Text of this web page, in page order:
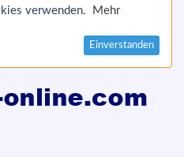
verwenden.
Mehr
Einverstanden